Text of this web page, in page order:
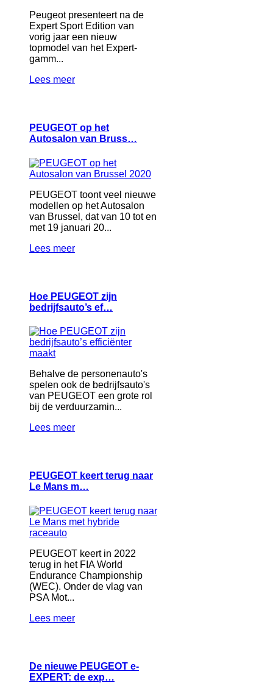
Peugeot presenteert na de
Expert Sport Edition van
vorig jaar een nieuw
topmodel van het Expert-
gamm...
Lees meer
PEUGEOT op het
Autosalon van Bruss…
PEUGEOT toont veel nieuwe
modellen op het Autosalon
van Brussel, dat van 10 tot en
met 19 januari 20...
Lees meer
Hoe PEUGEOT zijn
bedrijfsauto’s ef…
Behalve de personenauto's
spelen ook de bedrijfsauto's
van PEUGEOT een grote rol
bij de verduurzamin...
Lees meer
PEUGEOT keert terug naar
Le Mans m…
PEUGEOT keert in 2022
terug in het FIA World
Endurance Championship
(WEC). Onder de vlag van
PSA Mot...
Lees meer
De nieuwe PEUGEOT e-
EXPERT: de exp…